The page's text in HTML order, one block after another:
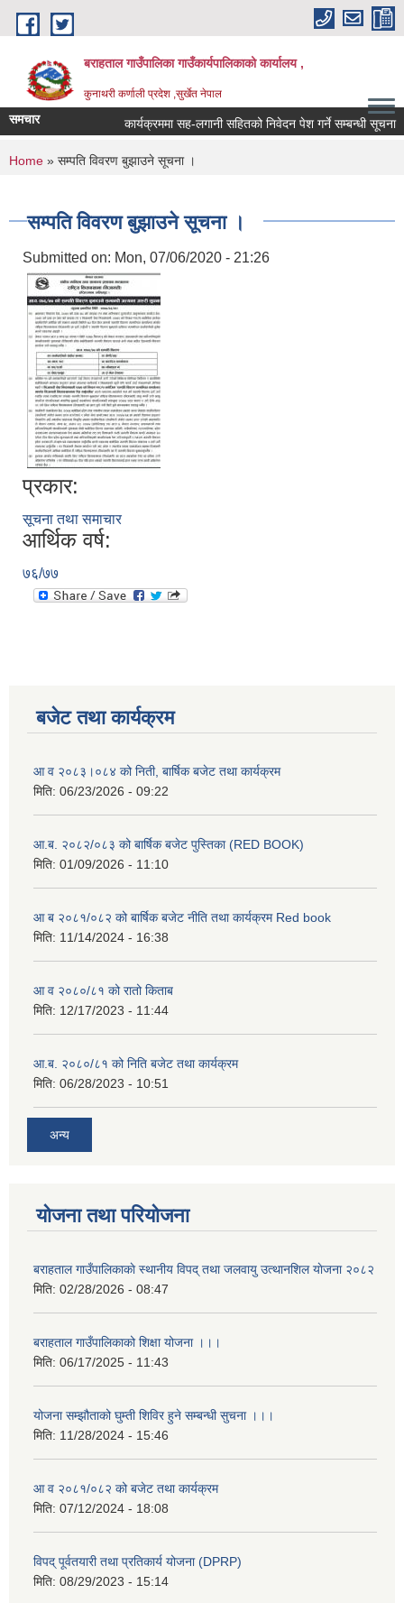
Skip to main content
बराहताल गाउँपालिका गाउँकार्यपालिकाको कार्यालय ,
कुनाथरी कर्णाली प्रदेश ,सुर्खेत नेपाल
समचार कार्यक्रममा सह-लगानी सहितको निवेदन पेश गर्ने सम्बन्धी सूचना
You are here
Home » सम्पति विवरण बुझाउने सूचना ।
सम्पति विवरण बुझाउने सूचना ।
Submitted on: Mon, 07/06/2020 - 21:26
प्रकार:
सूचना तथा समाचार
आर्थिक वर्ष:
७६/७७
बजेट तथा कार्यक्रम
आ व २०८३।०८४ को निती, बार्षिक बजेट तथा कार्यक्रम
मिति: 06/23/2026 - 09:22
आ.ब. २०८२/०८३ को बार्षिक बजेट पुस्तिका (RED BOOK)
मिति: 01/09/2026 - 11:10
आ ब २०८१/०८२ को बार्षिक बजेट नीति तथा कार्यक्रम Red book
मिति: 11/14/2024 - 16:38
आ व २०८०/८१ को रातो किताब
मिति: 12/17/2023 - 11:44
आ.ब. २०८०/८१ को निति बजेट तथा कार्यक्रम
मिति: 06/28/2023 - 10:51
अन्य
योजना तथा परियोजना
बराहताल गाउँपालिकाकाे स्थानीय विपद् तथा जलवायु उत्थानशिल याेजना २०८२
मिति: 02/28/2026 - 08:47
बराहताल गाउँपालिकाको शिक्षा योजना ।।।
मिति: 06/17/2025 - 11:43
योजना सम्झौताको घुम्ती शिविर हुने सम्बन्धी सुचना ।।।
मिति: 11/28/2024 - 15:46
आ व २०८१/०८२ को बजेट तथा कार्यक्रम
मिति: 07/12/2024 - 18:08
विपद् पूर्वतयारी तथा प्रतिकार्य योजना (DPRP)
मिति: 08/29/2023 - 15:14